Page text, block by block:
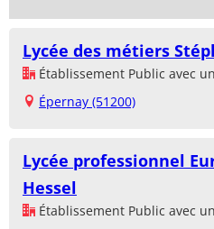
Lycée des métiers
Établissement Public avec
Épernay (51200)
Lycée professionnel
Hessel
Établissement Public avec